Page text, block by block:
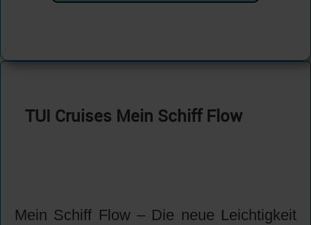
TUI Cruises Mein Schiff Flow
Mein Schiff Flow – Die neue Leichtigkeit